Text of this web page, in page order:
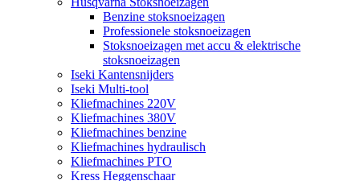
Benzine stoksnoeizagen
Professionele stoksnoeizagen
Stoksnoeizagen met accu & elektrische
stoksnoeizagen
Iseki Kantensnijders
Iseki Multi-tool
Kliefmachines 220V
Kliefmachines 380V
Kliefmachines benzine
Kliefmachines hydraulisch
Kliefmachines PTO
Kress Heggenschaar